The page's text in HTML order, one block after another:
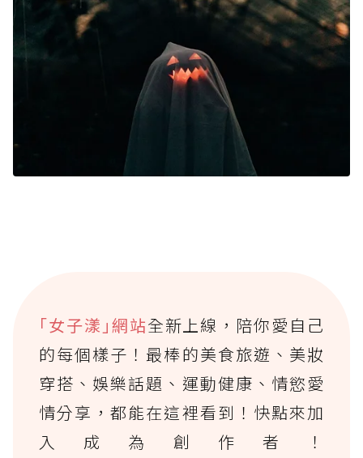
｢女子漾｣網站全新上線，陪你愛自己
的每個樣子！最棒的美食旅遊、美妝
穿搭、娛樂話題、運動健康、情慾愛
情分享，都能在這裡看到！快點來加
入成為創作者！